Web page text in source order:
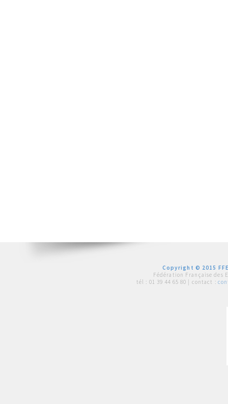
Copyright © 2015
Fédération Française des
tél : 01 39 44 65 80 | contact :